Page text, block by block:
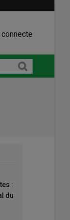
:
du